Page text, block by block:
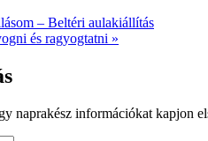
– Beltéri aulakiállítás
és ragyogtatni »
naprakész információkat kapjon